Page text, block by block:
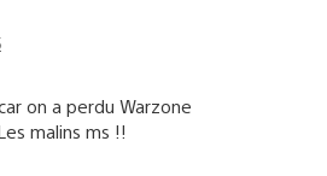
on a perdu Warzone
malins ms !!